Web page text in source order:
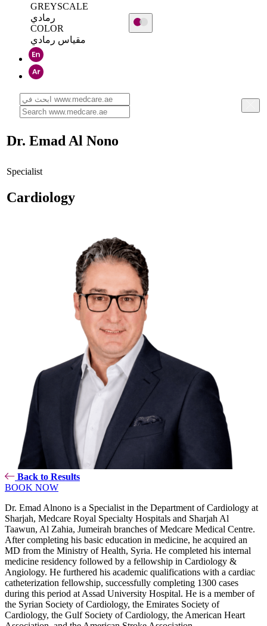
GREYSCALE
رمادي
COLOR
مقياس رمادي
Dr. Emad Al Nono
Specialist
Cardiology
Back to Results
BOOK NOW
Dr. Emad Alnono is a Specialist in the Department of Cardiology at
Sharjah, Medcare Royal Specialty Hospitals and Sharjah Al
Taawun, Al Zahia, Jumeirah branches of Medcare Medical Centre.
After completing his basic education in medicine, he acquired an
MD from the Ministry of Health, Syria. He completed his internal
medicine residency followed by a fellowship in Cardiology &
Angiology. He furthered his academic qualifications with a cardiac
catheterization fellowship, successfully completing 1300 cases
during this period at Assad University Hospital. He is a member of
the Syrian Society of Cardiology, the Emirates Society of
Cardiology, the Gulf Society of Cardiology, the American Heart